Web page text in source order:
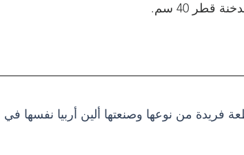
قطر 40 سم.
فريدة من نوعها وصنعتها ألين أربيا نفسها في